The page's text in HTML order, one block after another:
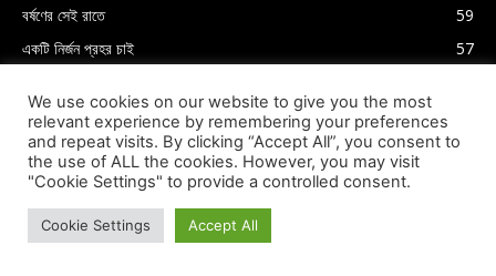
বর্ষণের সেই রাতে
59
একটি নির্জন প্রহর চাই
57
We use cookies on our website to give you the most
relevant experience by remembering your preferences
and repeat visits. By clicking “Accept All”, you consent to
the use of ALL the cookies. However, you may visit
"Cookie Settings" to provide a controlled consent.
Cookie Settings Accept All